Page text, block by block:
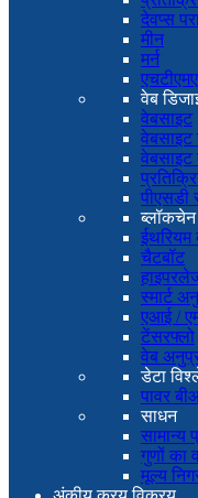
देवप्स
मीन
मर्न
वेब
वेबसाइट
वेबसाइट
पीएसडी
ईथरियम
चैटबॉट
स्मार्ट
एआई /
टेंसरफ्लो
वेब
डेटा
पावर
साधन
सामान्य
गुणों का
मूल्य